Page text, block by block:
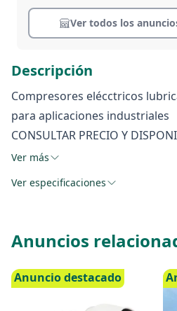
Descripción
Compresores elécctricos
para aplicaciones industriales
CONSULTAR PRECIO Y
Ver más
Ver especificaciones
Ver todos los
Anuncios
Anuncio destacado